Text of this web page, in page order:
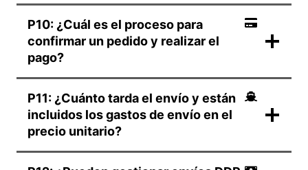
P10: ¿Cuál es el proceso para
confirmar un pedido y realizar el
pago?
P11: ¿Cuánto tarda el envío y están
incluidos los gastos de envío en el
precio unitario?